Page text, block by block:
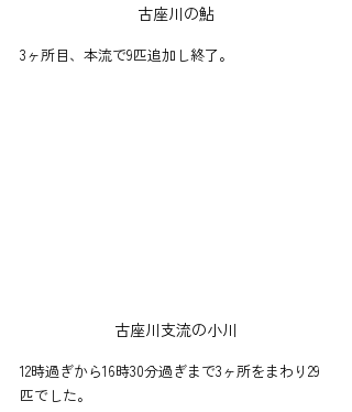
古座川の鮎
3ヶ所目、本流で9匹追加し終了。
古座川支流の小川
12時過ぎから16時30分過ぎまで3ヶ所をまわり29
匹でした。